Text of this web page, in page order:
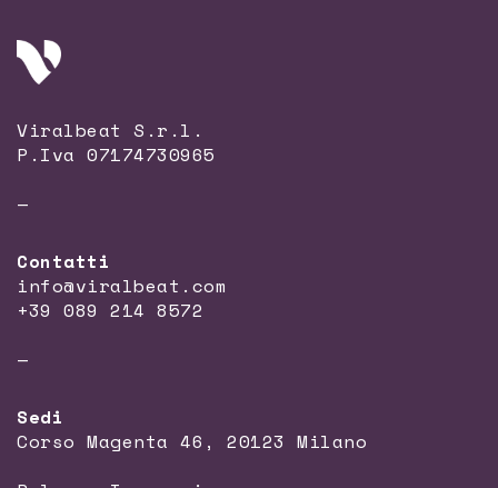
Viralbeat S.r.l.
P.Iva 07174730965
—
Contatti
info@viralbeat.com
+39 089 214 8572
—
Sedi
Corso Magenta 46, 20123 Milano